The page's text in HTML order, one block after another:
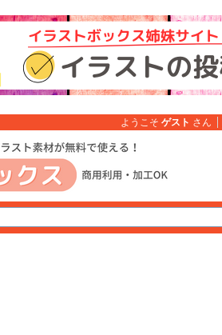
ようこそ ゲスト さん